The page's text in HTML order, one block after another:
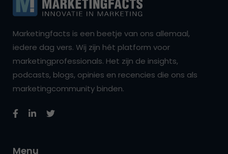
Marketingfacts is een beetje van ons allemaal,
iedere dag vers. Wij zijn hét platform voor
marketingprofessionals. Het zijn de insights,
podcasts, blogs, opinies en recencies die ons als
marketingcommunity binden.
Menu